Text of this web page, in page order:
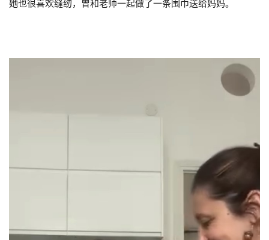
她也很喜欢缝纫，曾和老师一起做了一条围巾送给妈妈。